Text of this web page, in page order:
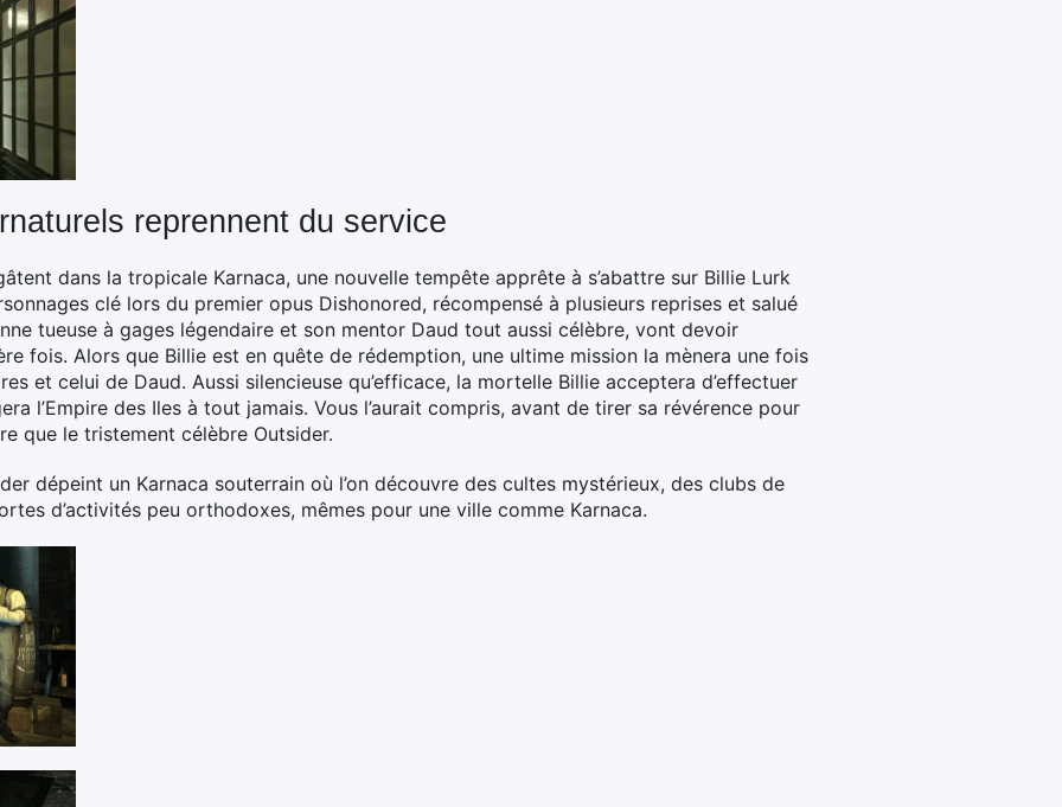
reprennent du service
dans la tropicale Karnaca, une nouvelle tempête apprête à s’abattre sur Billie Lurk
clé lors du premier opus Dishonored, récompensé à plusieurs reprises et salué
tueuse à gages légendaire et son mentor Daud tout aussi célèbre, vont devoir
fois. Alors que Billie est en quête de rédemption, une ultime mission la mènera une fois
et celui de Daud. Aussi silencieuse qu’efficace, la mortelle Billie acceptera d’effectuer
l’Empire des Iles à tout jamais. Vous l’aurait compris, avant de tirer sa révérence pour
que le tristement célèbre Outsider.
dépeint un Karnaca souterrain où l’on découvre des cultes mystérieux, des clubs de
d’activités peu orthodoxes, mêmes pour une ville comme Karnaca.